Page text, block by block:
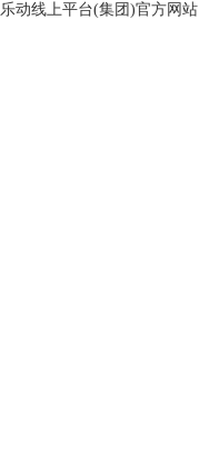
乐动线上平台(集团)官方网站